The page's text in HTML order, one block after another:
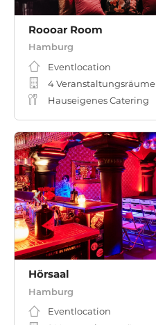
Roooar Room
Hamburg
Eventlocation
4 Veranstaltungsräume
Hauseigenes Catering
Hörsaal
Hamburg
Eventlocation